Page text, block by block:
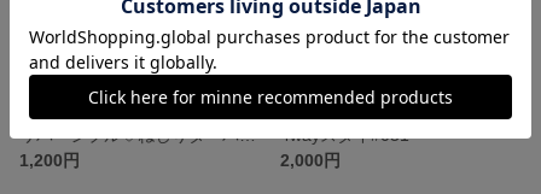
リバーシブル♡ねじりターバン#119
1,200円
4wayスタイ#051
2,000円